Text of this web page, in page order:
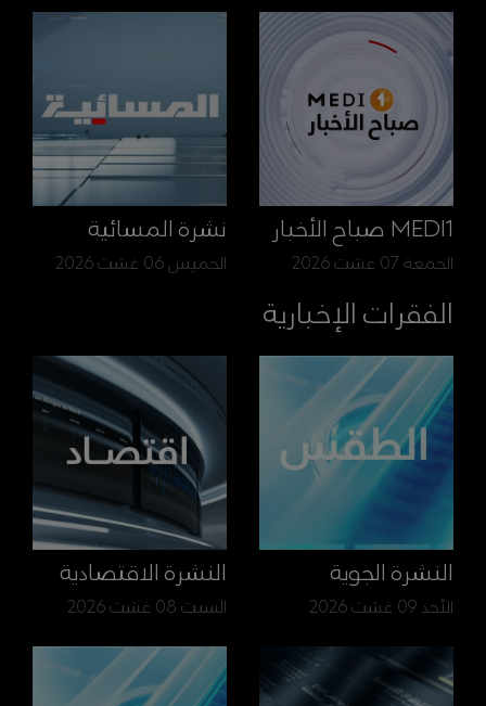
MEDI1 صباح الأخبار
الجمعة 07 غشت 2026
نشرة المسائية
الخميس 06 غشت 2026
الفقرات الإخبارية
النشرة الجوية
الأحد 09 غشت 2026
النشرة الاقتصادية
السبت 08 غشت 2026